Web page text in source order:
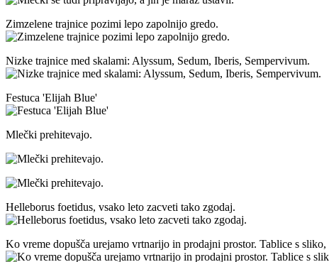
Zimzelene trajnice pozimi lepo zapolnijo gredo.
Nizke trajnice med skalami: Alyssum, Sedum, Iberis, Sempervivum.
Festuca 'Elijah Blue'
Mlečki prehitevajo.
Helleborus foetidus, vsako leto zacveti tako zgodaj.
Ko vreme dopušča urejamo vrtnarijo in prodajni prostor. Tablice s